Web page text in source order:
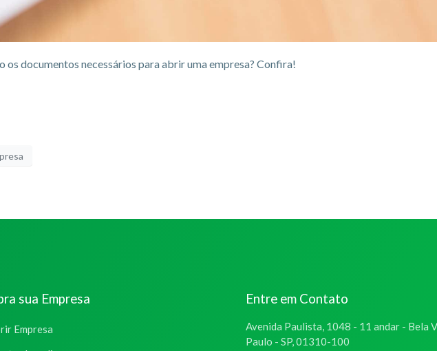
os documentos necessários para abrir uma empresa? Confira!
sua Empresa
Empresa
Entre em Contato
Avenida Paulista, 1048 - 11 andar - Bela
Paulo - SP, 01310-100